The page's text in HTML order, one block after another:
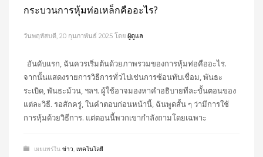
กระบวนการหุ้มท่อเหล็กคืออะไร?
วันพฤหัสบดี, 20 กุมภาพันธ์ 2025 โดย ผู้ดูแล
อันดับแรก, ฉันควรเริ่มต้นด้วยภาพรวมของการหุ้มท่อคืออะไร.
จากนั้นแสดงรายการวิธีการทั่วไปเช่นการซ้อนทับเชื่อม, พันธะ
ระเบิด, พันธะม้วน, ฯลฯ. ผู้ใช้อาจมองหาคำอธิบายทีละขั้นตอนของ
แต่ละวิธี. รอสักครู่, ในคำตอบก่อนหน้านี้, ฉันพูดสั้น ๆ ว่ามีการใช้
การหุ้มด้วยวิธีการ. แต่ตอนนี้พวกเขากำลังถามโดยเฉพาะ
เผยแพร่ใน ข่าว, เทคโนโลยี